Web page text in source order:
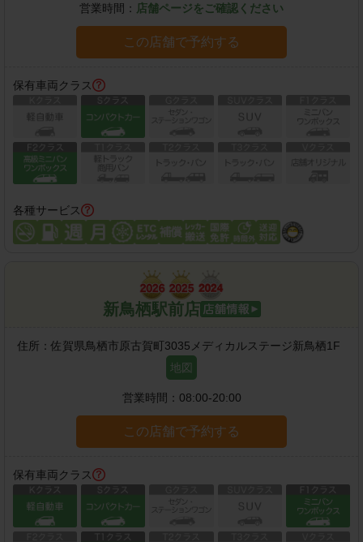
営業時間： 店舗ページをご確認ください
この店舗で予約する
保有車両クラス
各種サービス
新鳥栖駅前店
住所： 佐賀県鳥栖市原古賀町3035メディカルステージ新鳥栖1F
地図
営業時間： 08:00-20:00
この店舗で予約する
保有車両クラス